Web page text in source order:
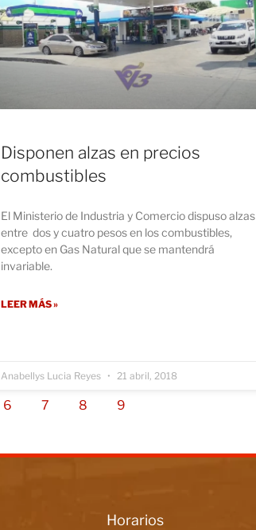
Disponen alzas en precios
combustibles
El Ministerio de Industria y Comercio dispuso alzas
entre dos y cuatro pesos en los combustibles,
excepto en Gas Natural que se mantendrá
invariable.
LEER MÁS »
Anabellys Lucia Reyes 21 abril, 2018
6 7 8 9
Horarios